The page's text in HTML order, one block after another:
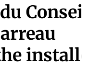
Conseil